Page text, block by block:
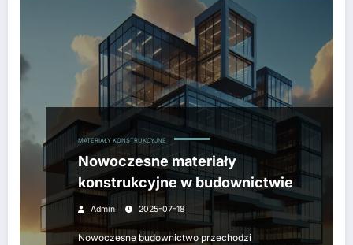
MATERIAŁY KONSTRUKCYJNE
Nowoczesne materiały
konstrukcyjne w budownictwie
Admin 2025-07-18
Nowoczesne budownictwo przechodzi